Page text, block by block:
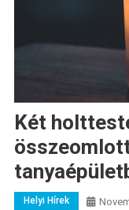
Két
Helyi Hírek